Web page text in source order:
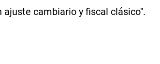
cambiario y fiscal clásico".